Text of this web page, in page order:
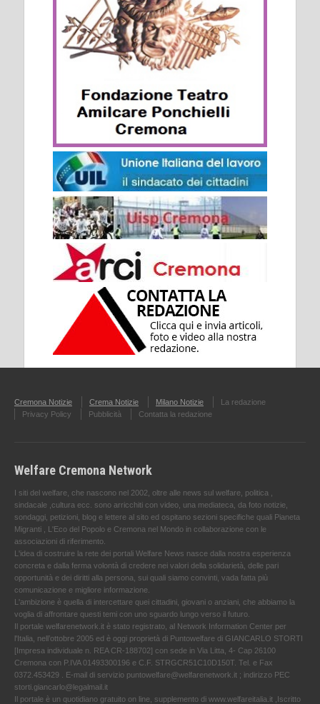
Cremona Notizie Crema Notizie Milano Notizie
La redazione
Privacy Policy
Pubblicità Contatta la redazione
Welfare Cremona Network
I siti del welfare, che nascono nel 2002, oltre alle news sul welfare, politica ,
sindacale ,cultura ecc. sono arricchiti con video, una mediateca, da foto notizie,
sondaggi, petizioni, blog e lettere al sito ed ospitano sezioni specifiche quali Pianeta
Migranti , L'Eco del Popolo e Cremona nel Mondo in collaborazione con le
associazioni di riferimento.
L'idea di costruire la rete dei portali Welfare News nasce dalla nostra esperienza
concreta e dalla ferma volontà di credere nei valori della solidarietà, delle pari
opportunità e dei diritti alla persona, sui quali siamo convinti, vada fatta più
comunicazione e migliore informazione.
L'ambizione è quella di intercettare quei cittadini, giovani o anziani, che abbiamo la
voglia di affrontare questi temi con uno sguardo lungo verso il futuro.
Il portale welfarenetwork.it è stato registrato, al Network Information Center per
l'Italia, nell’ottobre 2005 ed è oggi proprietà di Puntowelfare di GIANCARLO STORTI
[Impresa individuale n. REA CR-188702] con sede in Via Litta, 4- Cap 26100
Cremona con P.IVA 01493300196 e C.F. STRGCR51C10D150T. Tel. e Fax
0372.453429 . E-mail di servizio puntowelfare@welfarenetwork.it ; indirizzo PEC
storti.giancarlo@legalmail.it
Il portale è un quotidiano gratuito on line, supplemento di www.welfareitalia.it ,Iscritto